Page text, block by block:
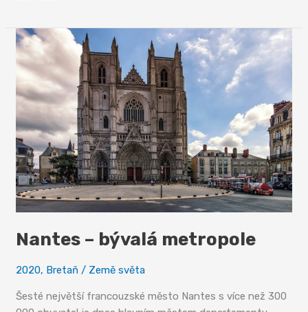
Nantes – bývalá metropole
2020, Bretaň / Země světa
Šesté největší francouzské město Nantes s více než 300